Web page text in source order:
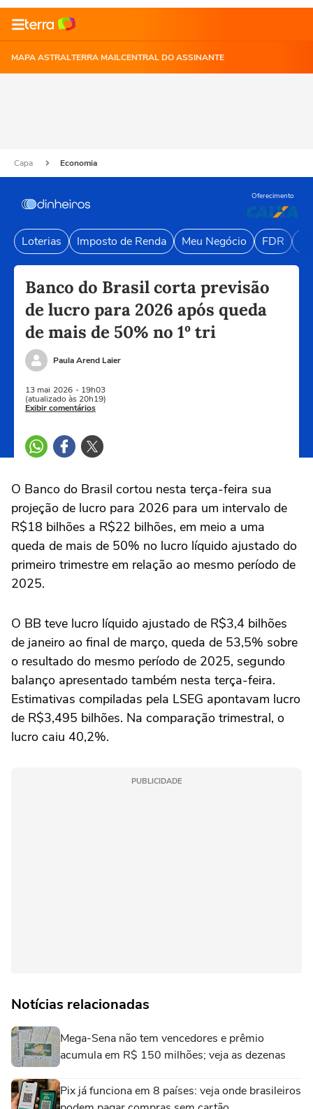
MAPA ASTRALTERRA MAILCENTRAL DO ASSINANTE
Capa Economia
Oferecimento
Loterias Imposto de Renda Meu Negócio FDR
Banco do Brasil corta previsão
de lucro para 2026 após queda
de mais de 50% no 1º tri
Paula Arend Laier
13 mai 2026 - 19h03
(atualizado às 20h19)
Exibir comentários
O Banco do Brasil cortou nesta terça-feira sua
projeção de lucro para ‌2026 para um intervalo de
R$18 bilhões a R$22 bilhões, em meio a uma
queda de mais de 50% no lucro líquido ajustado do
primeiro trimestre em relação ao mesmo período de
2025.
O BB teve lucro líquido ajustado de R$3,4 bilhões
de janeiro ao final de março, queda de 53,5% sobre
o resultado do mesmo período de 2025, segundo
balanço apresentado também nesta terça-feira.
Estimativas compiladas pela LSEG apontavam lucro
de R$3,495 bilhões. Na comparação trimestral, o
lucro caiu 40,2%.
PUBLICIDADE
Notícias relacionadas
Mega-Sena não tem vencedores e prêmio
acumula em R$ 150 milhões; veja as dezenas
Pix já funciona em 8 países: veja onde brasileiros